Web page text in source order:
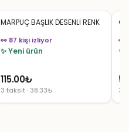
MARPUÇ BAŞLIK DESENLİ RENK
👀 87 kişi izliyor
✨ Yeni ürün
115.00₺
3 taksit · 38.33₺
👀
✨
3